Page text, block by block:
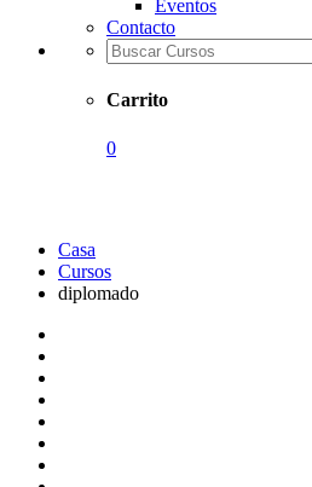
Eventos
Contacto
Carrito
0
Casa
Cursos
diplomado